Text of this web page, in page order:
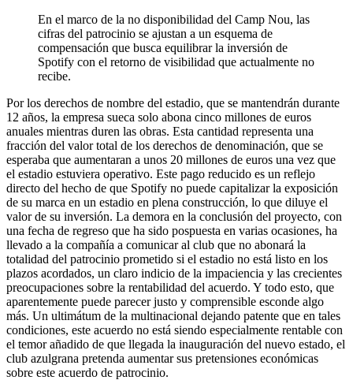
En el marco de la no disponibilidad del Camp Nou, las
cifras del patrocinio se ajustan a un esquema de
compensación que busca equilibrar la inversión de
Spotify con el retorno de visibilidad que actualmente no
recibe.
Por los derechos de nombre del estadio, que se mantendrán durante
12 años, la empresa sueca solo abona cinco millones de euros
anuales mientras duren las obras. Esta cantidad representa una
fracción del valor total de los derechos de denominación, que se
esperaba que aumentaran a unos 20 millones de euros una vez que
el estadio estuviera operativo. Este pago reducido es un reflejo
directo del hecho de que Spotify no puede capitalizar la exposición
de su marca en un estadio en plena construcción, lo que diluye el
valor de su inversión. La demora en la conclusión del proyecto, con
una fecha de regreso que ha sido pospuesta en varias ocasiones, ha
llevado a la compañía a comunicar al club que no abonará la
totalidad del patrocinio prometido si el estadio no está listo en los
plazos acordados, un claro indicio de la impaciencia y las crecientes
preocupaciones sobre la rentabilidad del acuerdo. Y todo esto, que
aparentemente puede parecer justo y comprensible esconde algo
más. Un ultimátum de la multinacional dejando patente que en tales
condiciones, este acuerdo no está siendo especialmente rentable con
el temor añadido de que llegada la inauguración del nuevo estado, el
club azulgrana pretenda aumentar sus pretensiones económicas
sobre este acuerdo de patrocinio.